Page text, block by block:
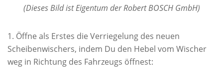
(Dieses Bild ist Eigentum der Robert BOSCH GmbH)
Öffne als Erstes die Verriegelung des neuen
Scheibenwischers, indem Du den Hebel vom Wischer
weg in Richtung des Fahrzeugs öffnest: